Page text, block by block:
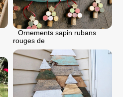
Ornements sapin rubans
rouges de